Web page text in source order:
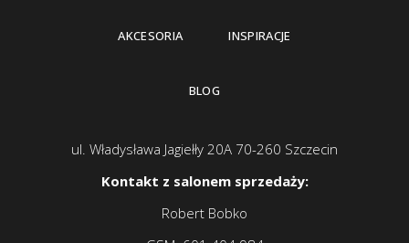
AKCESORIA INSPIRACJE
BLOG
ul. Władysława Jagiełły 20A 70-260 Szczecin
Kontakt z salonem sprzedaży:
Robert Bobko